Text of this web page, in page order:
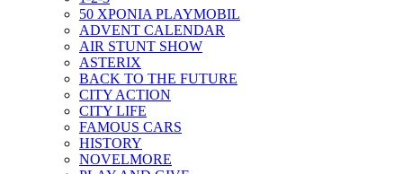
50 ΧΡΟΝΙΑ PLAYMOBIL
ADVENT CALENDAR
AIR STUNT SHOW
ASTERIX
BACK TO THE FUTURE
CITY ACTION
CITY LIFE
FAMOUS CARS
HISTORY
NOVELMORE